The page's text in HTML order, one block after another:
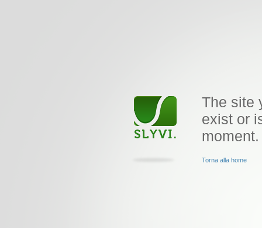
The site
exist or
moment.
Torna alla home